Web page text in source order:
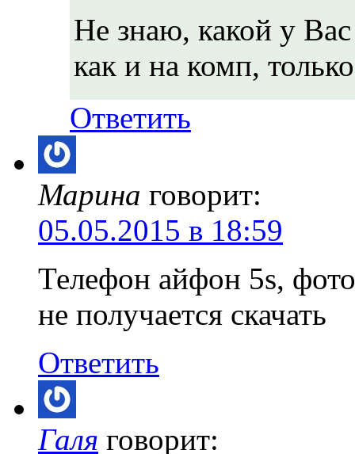
Не знаю, какой у
как и на комп,
Ответить
Марина говорит:
05.05.2015 в 18:59
Телефон айфон 5s,
не получается скачать
Ответить
Галя говорит: